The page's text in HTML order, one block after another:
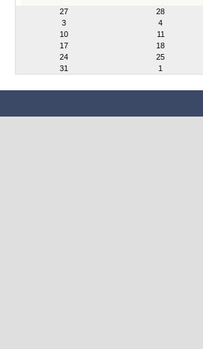
27
28
3
4
10
11
17
18
24
25
31
1